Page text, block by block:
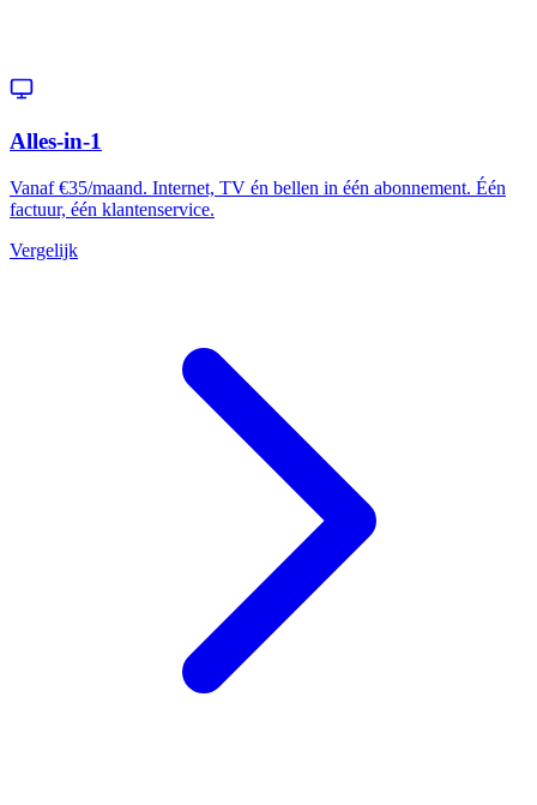
Alles-in-1
Vanaf €35/maand. Internet, TV én bellen in één abonnement. Één
factuur, één klantenservice.
Vergelijk